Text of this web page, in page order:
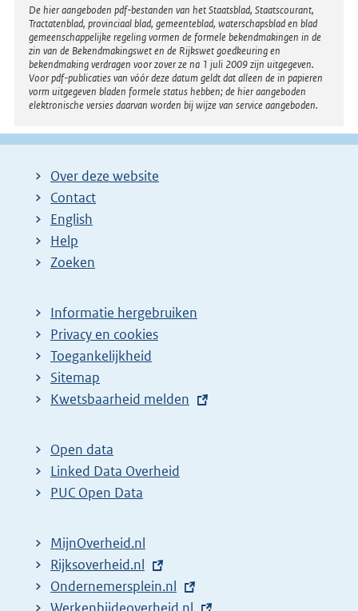
Disclaimer
De hier aangeboden pdf-bestanden van het Staatsblad, Staatscourant,
Tractatenblad, provinciaal blad, gemeenteblad, waterschapsblad en blad
gemeenschappelijke regeling vormen de formele bekendmakingen in de
zin van de Bekendmakingswet en de Rijkswet goedkeuring en
bekendmaking verdragen voor zover ze na 1 juli 2009 zijn uitgegeven.
Voor pdf-publicaties van vóór deze datum geldt dat alleen de in papieren
vorm uitgegeven bladen formele status hebben; de hier aangeboden
elektronische versies daarvan worden bij wijze van service aangeboden.
Over deze website
Contact
English
Help
Zoeken
Informatie hergebruiken
Privacy en cookies
Toegankelijkheid
Sitemap
E
t
e
r
l
i
n
Kwetsbaarheid melden
Open data
Linked Data Overheid
PUC Open Data
MijnOverheid.nl
E
x
Rijksoverheid.nl
E
Ondernemersplein.nl